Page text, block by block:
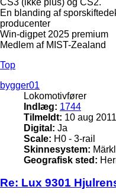
En blanding af
producenter
Win-digpet 2025 premium
Medlem af MIST-Zealand
Top
bygger01
Lokomotivfører
Indlæg: 1744
Tilmeldt: 10 aug
Digital: Ja
Scale: H0 - 3-rail
Skinnesystem:
Geografisk sted:
Re: Lux 9301